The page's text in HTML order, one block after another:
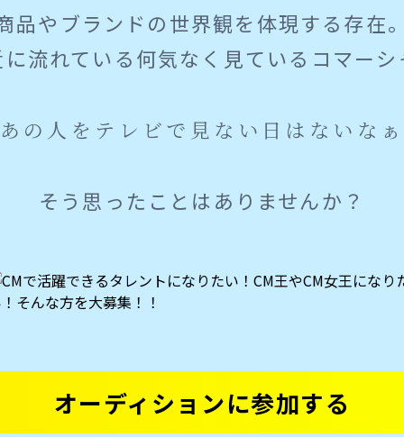
品やブランドの世界観を体現する存在
流れている何気なく見ている コマー
の人をテレビで 見ない日はないな
そう思ったことはありませんか？
オーディションに参加する